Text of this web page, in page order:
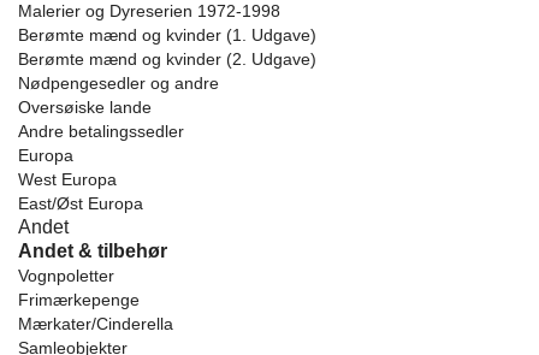
Malerier og Dyreserien 1972-1998
Berømte mænd og kvinder (1. Udgave)
Berømte mænd og kvinder (2. Udgave)
Nødpengesedler og andre
Oversøiske lande
Andre betalingssedler
Europa
West Europa
East/Øst Europa
Andet
Andet & tilbehør
Vognpoletter
Frimærkepenge
Mærkater/Cinderella
Samleobjekter